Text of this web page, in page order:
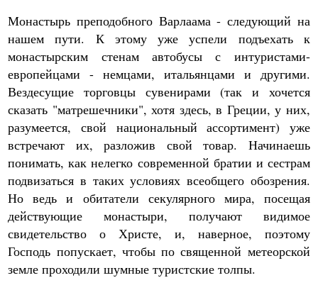
Монастырь преподобного Варлаама - следующий на
нашем пути. К этому уже успели подъехать к
монастырским стенам автобусы с интуристами-
европейцами - немцами, итальянцами и другими.
Вездесущие торговцы сувенирами (так и хочется
сказать "матрешечники", хотя здесь, в Греции, у них,
разумеется, свой национальный ассортимент) уже
встречают их, разложив свой товар. Начинаешь
понимать, как нелегко современной братии и сестрам
подвизаться в таких условиях всеобщего обозрения.
Но ведь и обитатели секулярного мира, посещая
действующие монастыри, получают видимое
свидетельство о Христе, и, наверное, поэтому
Господь попускает, чтобы по священной метеорской
земле проходили шумные туристские толпы.